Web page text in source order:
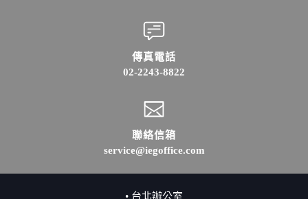
傳真電話
02-2243-8822
聯絡信箱
service@iegoffice.com
• 台北辦公室